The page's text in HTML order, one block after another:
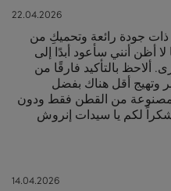
22.04.2026
جودة رائعة وتحميكِ من
أظن أنني سأعود أبدًا إلى
ألاحظ بالتأكيد فارقًا من
وتهيج أقل هناك بفضل
من القطن فقط ودون
لكم يا سيدات إنروش
14.04.2026